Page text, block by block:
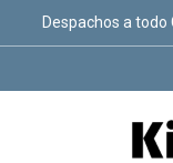
Despachos a todo